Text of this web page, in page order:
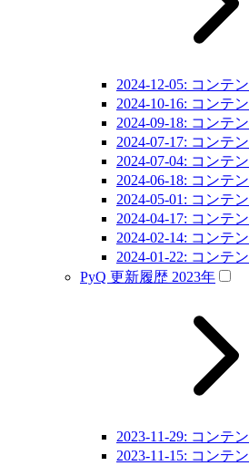
2024-12-05: コンテ
2024-10-16: コンテ
2024-09-18: コンテ
2024-07-17: コンテ
2024-07-04: コンテ
2024-06-18: コンテ
2024-05-01: コンテ
2024-04-17: コンテ
2024-02-14: コンテ
2024-01-22: コンテ
PyQ 更新履歴 2023年
2023-11-29: コンテ
2023-11-15: コンテ